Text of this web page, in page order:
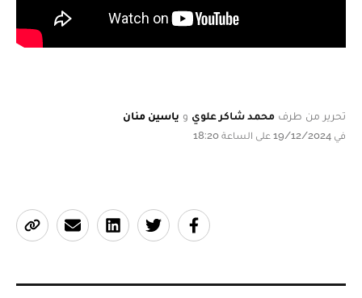
تحرير من طرف محمد شاكر علوي و ياسين منان
في 19/12/2024 على الساعة 18:20